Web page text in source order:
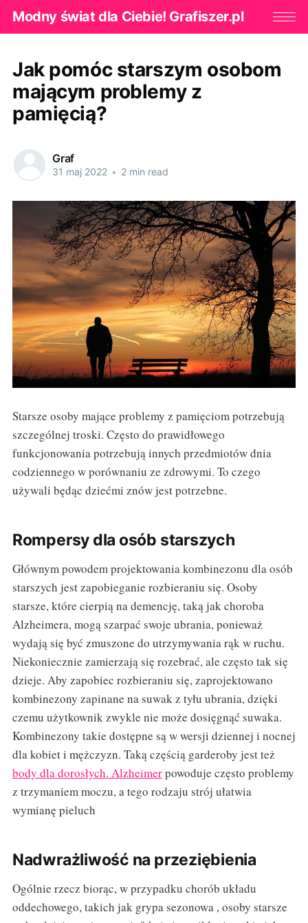
Modny świat dla Ciebie! Grafiszer.pl
Jak pomóc starszym osobom
mającym problemy z
pamięcią?
Graf
31 maj 2022 • 2 min read
Starsze osoby mające problemy z pamięciom potrzebują
szczególnej troski. Często do prawidłowego
funkcjonowania potrzebują innych przedmiotów dnia
codziennego w porównaniu ze zdrowymi. To czego
używali będąc dziećmi znów jest potrzebne.
Rompersy dla osób starszych
Głównym powodem projektowania kombinezonu dla osób
starszych jest zapobieganie rozbieraniu się. Osoby
starsze, które cierpią na demencję, taką jak choroba
Alzheimera, mogą szarpać swoje ubrania, ponieważ
wydają się być zmuszone do utrzymywania rąk w ruchu.
Niekoniecznie zamierzają się rozebrać, ale często tak się
dzieje. Aby zapobiec rozbieraniu się, zaprojektowano
kombinezony zapinane na suwak z tyłu ubrania, dzięki
czemu użytkownik zwykle nie może dosięgnąć suwaka.
Kombinezony takie dostępne są w wersji dziennej i nocnej
dla kobiet i mężczyzn. Taką częścią garderoby jest też
body dla dorosłych. Alzheimerpowoduje często problemy
z trzymaniem moczu, a tego rodzaju strój ułatwia
wymianę pieluch
Nadwrażliwość na przeziębienia
Ogólnie rzecz biorąc, w przypadku chorób układu
oddechowego, takich jak grypa sezonowa , osoby starsze